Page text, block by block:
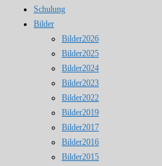
Schulung
Bilder
Bilder2026
Bilder2025
Bilder2024
Bilder2023
Bilder2022
Bilder2019
Bilder2017
Bilder2016
Bilder2015